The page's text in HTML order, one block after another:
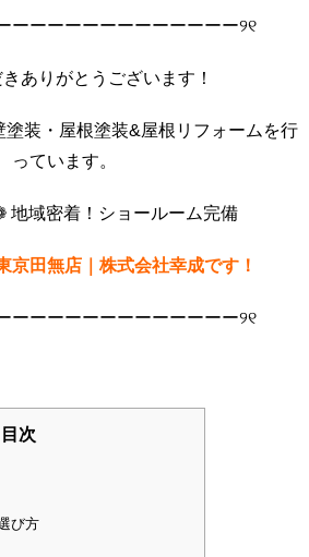
ーーーーーーーーーーーーー୨୧
ありがとうございます！
装・屋根塗装&屋根リフォームを行
っています。
域密着！ショールーム完備
京田無店｜株式会社幸成です！
ーーーーーーーーーーーーー୨୧
目次
び方